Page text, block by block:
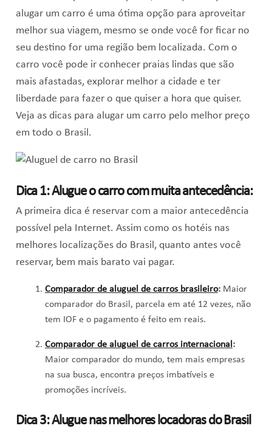
alugar um carro é uma ótima opção para aproveitar
melhor sua viagem, mesmo se onde você for ficar no
seu destino for uma região bem localizada. Com o
carro você pode ir conhecer praias lindas que são
mais afastadas, explorar melhor a cidade e ter
liberdade para fazer o que quiser a hora que quiser.
Veja as dicas para alugar um carro pelo melhor preço
em todo o Brasil.
Dica 1: Alugue o carro com muita antecedência:
A primeira dica é reservar com a maior antecedência
possível pela Internet. Assim como os hotéis nas
melhores localizações do Brasil, quanto antes você
reservar, bem mais barato vai pagar.
Comparador de aluguel de carros brasileiro:Maior
comparador do Brasil, parcela em até 12 vezes, não
tem IOF e o pagamento é feito em reais.
Comparador de aluguel de carros internacional :
Maior comparador do mundo, tem mais empresas
na sua busca, encontra preços imbatíveis e
promoções incríveis.
Dica 3: Alugue nas melhores locadoras do Brasil